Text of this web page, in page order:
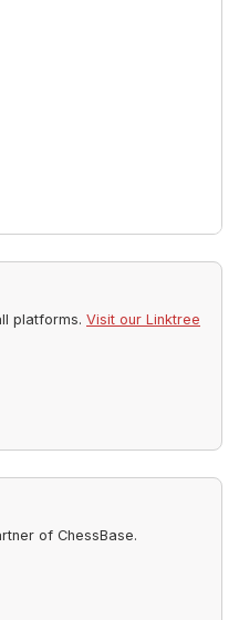
platforms. Visit our Linktree
of ChessBase.